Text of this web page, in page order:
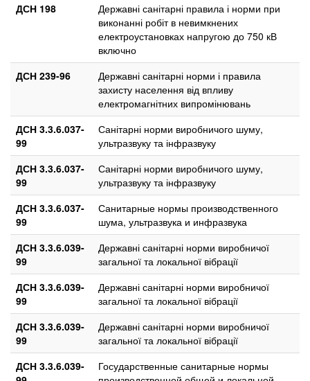
ДСН 198
Державні санітарні правила і норми при
виконанні робіт в невимкнених
електроустановках напругою до 750 кВ
включно
ДСН 239-96
Державні санітарні норми і правила
захисту населення від впливу
електромагнітних випромінювань
ДСН 3.3.6.037-
99
Санітарні норми виробничого шуму,
ультразвуку та інфразвуку
ДСН 3.3.6.037-
99
Санітарні норми виробничого шуму,
ультразвуку та інфразвуку
ДСН 3.3.6.037-
99
Санитарные нормы производственного
шума, ультразвука и инфразвука
ДСН 3.3.6.039-
99
Державні санітарні норми виробничої
загальної та локальної вібрації
ДСН 3.3.6.039-
99
Державні санітарні норми виробничої
загальної та локальної вібрації
ДСН 3.3.6.039-
99
Державні санітарні норми виробничої
загальної та локальної вібрації
ДСН 3.3.6.039-
Государственные санитарные нормы